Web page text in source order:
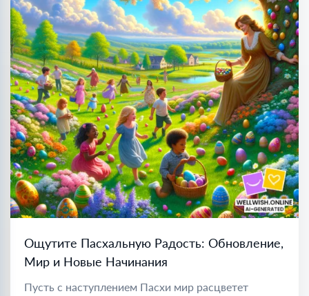
Ощутите Пасхальную Радость: Обновление,
Мир и Новые Начинания
Пусть с наступлением Пасхи мир расцветет